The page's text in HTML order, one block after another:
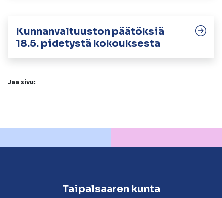
Kunnanvaltuuston päätöksiä
18.5. pidetystä kokouksesta
Jaa sivu:
Taipalsaaren kunta